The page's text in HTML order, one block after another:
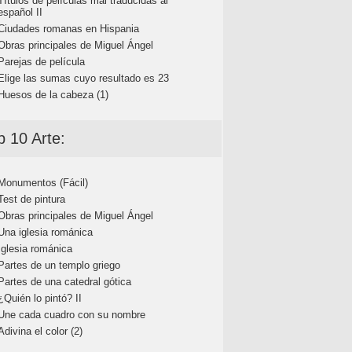
II
romanas en Hispania
principales de Miguel Ángel
de película
las sumas cuyo resultado es 23
de la cabeza (1)
10 Arte:
(Fácil)
de pintura
principales de Miguel Ángel
iglesia románica
románica
de un templo griego
de una catedral gótica
lo pintó? II
cada cuadro con su nombre
el color (2)